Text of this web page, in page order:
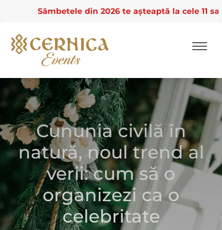
content
Sâmbetele din 2026 te așteaptă la cele 11
Cununia civilă în
natură, noul trend al
verii: cum să o
organizezi ca o
celebritate